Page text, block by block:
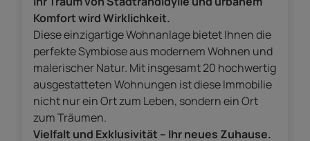
Komfort wird Wirklichkeit.
Diese einzigartige Wohnanlage bietet Ihnen die
perfekte Symbiose aus modernem Wohnen und
malerischer Natur. Mit insgesamt 20 hochwertig
ausgestatteten Wohnungen ist diese Immobilie
nicht nur ein Ort zum Leben, sondern ein Ort
zum Träumen.
Vielfalt und Exklusivität – Ihr neues Zuhause.